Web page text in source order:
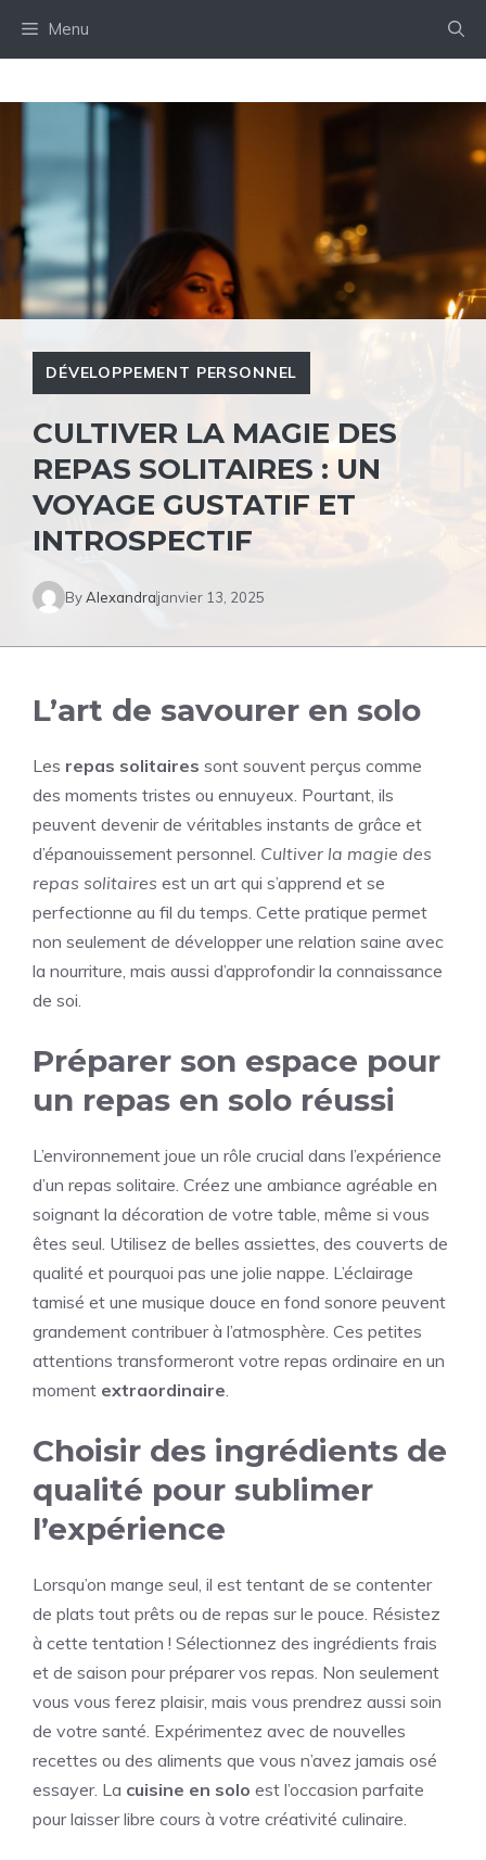
Menu
DÉVELOPPEMENT PERSONNEL
CULTIVER LA MAGIE DES
REPAS SOLITAIRES : UN
VOYAGE GUSTATIF ET
INTROSPECTIF
ByAlexandrajanvier 13, 2025
L’art de savourer en solo
Les repas solitaires sont souvent perçus comme
des moments tristes ou ennuyeux. Pourtant, ils
peuvent devenir de véritables instants de grâce et
d’épanouissement personnel. Cultiver la magie des
repas solitaires est un art qui s’apprend et se
perfectionne au fil du temps. Cette pratique permet
non seulement de développer une relation saine avec
la nourriture, mais aussi d’approfondir la connaissance
de soi.
Préparer son espace pour
un repas en solo réussi
L’environnement joue un rôle crucial dans l’expérience
d’un repas solitaire. Créez une ambiance agréable en
soignant la décoration de votre table, même si vous
êtes seul. Utilisez de belles assiettes, des couverts de
qualité et pourquoi pas une jolie nappe. L’éclairage
tamisé et une musique douce en fond sonore peuvent
grandement contribuer à l’atmosphère. Ces petites
attentions transformeront votre repas ordinaire en un
moment extraordinaire.
Choisir des ingrédients de
qualité pour sublimer
l’expérience
Lorsqu’on mange seul, il est tentant de se contenter
de plats tout prêts ou de repas sur le pouce. Résistez
à cette tentation ! Sélectionnez des ingrédients frais
et de saison pour préparer vos repas. Non seulement
vous vous ferez plaisir, mais vous prendrez aussi soin
de votre santé. Expérimentez avec de nouvelles
recettes ou des aliments que vous n’avez jamais osé
essayer. La cuisine en solo est l’occasion parfaite
pour laisser libre cours à votre créativité culinaire.